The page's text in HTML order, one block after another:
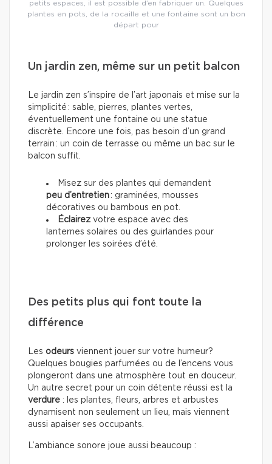
petits espaces, il est possible d’en fabriquer un. Quelques
plantes en pots, de la rocaille et une fontaine sont un bon
départ pour
Un jardin zen, même sur un petit balcon
Le jardin zen s’inspire de l’art japonais et mise sur la
simplicité : sable, pierres, plantes vertes,
éventuellement une fontaine ou une statue
discrète. Encore une fois, pas besoin d’un grand
terrain : un coin de terrasse ou même un bac sur le
balcon suffit.
Misez sur des plantes qui demandent
peu d’entretien: graminées, mousses
décoratives ou bambous en pot.
Éclairez votre espace avec des
lanternes solaires ou des guirlandes pour
prolonger les soirées d’été.
Des petits plus qui font toute la
différence
Les odeurs viennent jouer sur votre humeur?
Quelques bougies parfumées ou de l’encens vous
plongeront dans une atmosphère tout en douceur.
Un autre secret pour un coin détente réussi est la
verdure : les plantes, fleurs, arbres et arbustes
dynamisent non seulement un lieu, mais viennent
aussi apaiser ses occupants.
L’ambiance sonore joue aussi beaucoup :